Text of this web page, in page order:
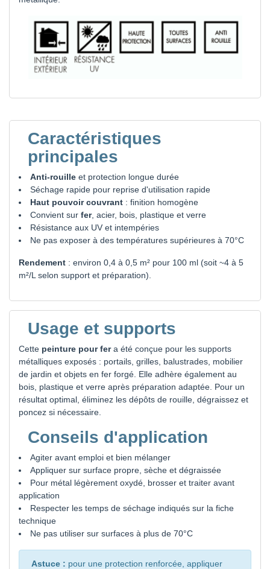
Caractéristiques
principales
Anti-rouille et protection longue durée
Séchage rapide pour reprise d'utilisation rapide
Haut pouvoir couvrant : finition homogène
Convient sur fer, acier, bois, plastique et verre
Résistance aux UV et intempéries
Ne pas exposer à des températures supérieures à 70°C
Rendement : environ 0,4 à 0,5 m² pour 100 ml (soit ~4 à 5
m²/L selon support et préparation).
Usage et supports
Cette peinture pour fera été conçue pour les supports
métalliques exposés : portails, grilles, balustrades, mobilier
de jardin et objets en fer forgé. Elle adhère également au
bois, plastique et verre après préparation adaptée. Pour un
résultat optimal, éliminez les dépôts de rouille, dégraissez et
poncez si nécessaire.
Conseils d'application
Agiter avant emploi et bien mélanger
Appliquer sur surface propre, sèche et dégraissée
Pour métal légèrement oxydé, brosser et traiter avant
application
Respecter les temps de séchage indiqués sur la fiche
technique
Ne pas utiliser sur surfaces à plus de 70°C
Astuce : pour une protection renforcée, appliquer